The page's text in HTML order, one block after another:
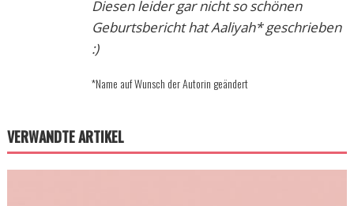
Diesen leider gar nicht so schönen
Geburtsbericht hat Aaliyah* geschrieben
:)
*Name auf Wunsch der Autorin geändert
VERWANDTE ARTIKEL